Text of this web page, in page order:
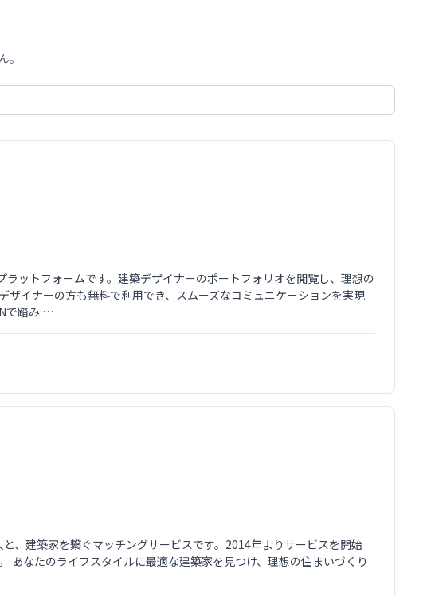
ットフォームです。建築デザイナーのポートフォリオを閲覧し、理想の
ザイナーの方も無料で利用でき、スムーズなコミュニケーションを実現
で踏み …
、建築家を繋ぐマッチングサービスです。2014年よりサービスを開始
あなたのライフスタイルに最適な建築家を見つけ、理想の住まいづくり